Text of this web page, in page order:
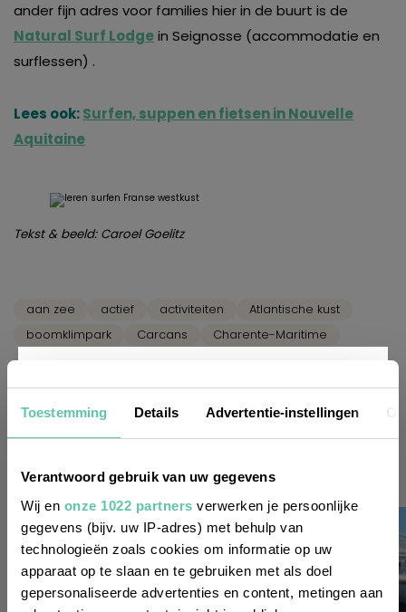
Toestemming Details Advertentie-instellingen
Verantwoord gebruik van uw gegevens
Wij en onze 1022 partners verwerken je persoonlijke
gegevens (bijv. uw IP-adres) met behulp van
technologieën zoals cookies om informatie op uw
apparaat op te slaan en te gebruiken met als doel
gepersonaliseerde advertenties en content, metingen aan
ander fijn adres voor families hier in de buurt is de
Natural Surf Lodgein Seignosse (accommodatie en
surflessen) .
Lees ook:Surfen, suppen en fietsen in Nouvelle
Aquitaine
Tekst & beeld: Caroel Goelitz
aan zee actief activiteiten
Atlantische kust
boomklimpark
Carcans
Charente-Maritime
met kinderen
Nouvelle Aquitaine
Pays de la Loire
Pornichet
strandvakantie
Vélo Francette
Vélodysée
Vendée zeilen
Gerelateerde artikelen
Nieuwsbrief
Wil je altijd als eerste op de hoogte zijn
van de laatste nieuwtjes, leuke adressen
en inspirerende tips voor Frankrijk? Meld
je dan aan voor onze 2-wekelijkse
nieuwsbrief. Zo gedaan!